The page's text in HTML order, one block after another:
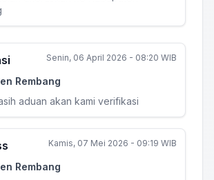
Senin, 06 April 2026 - 08:20 WIB
Rembang
aduan akan kami verifikasi
Kamis, 07 Mei 2026 - 09:19 WIB
Rembang